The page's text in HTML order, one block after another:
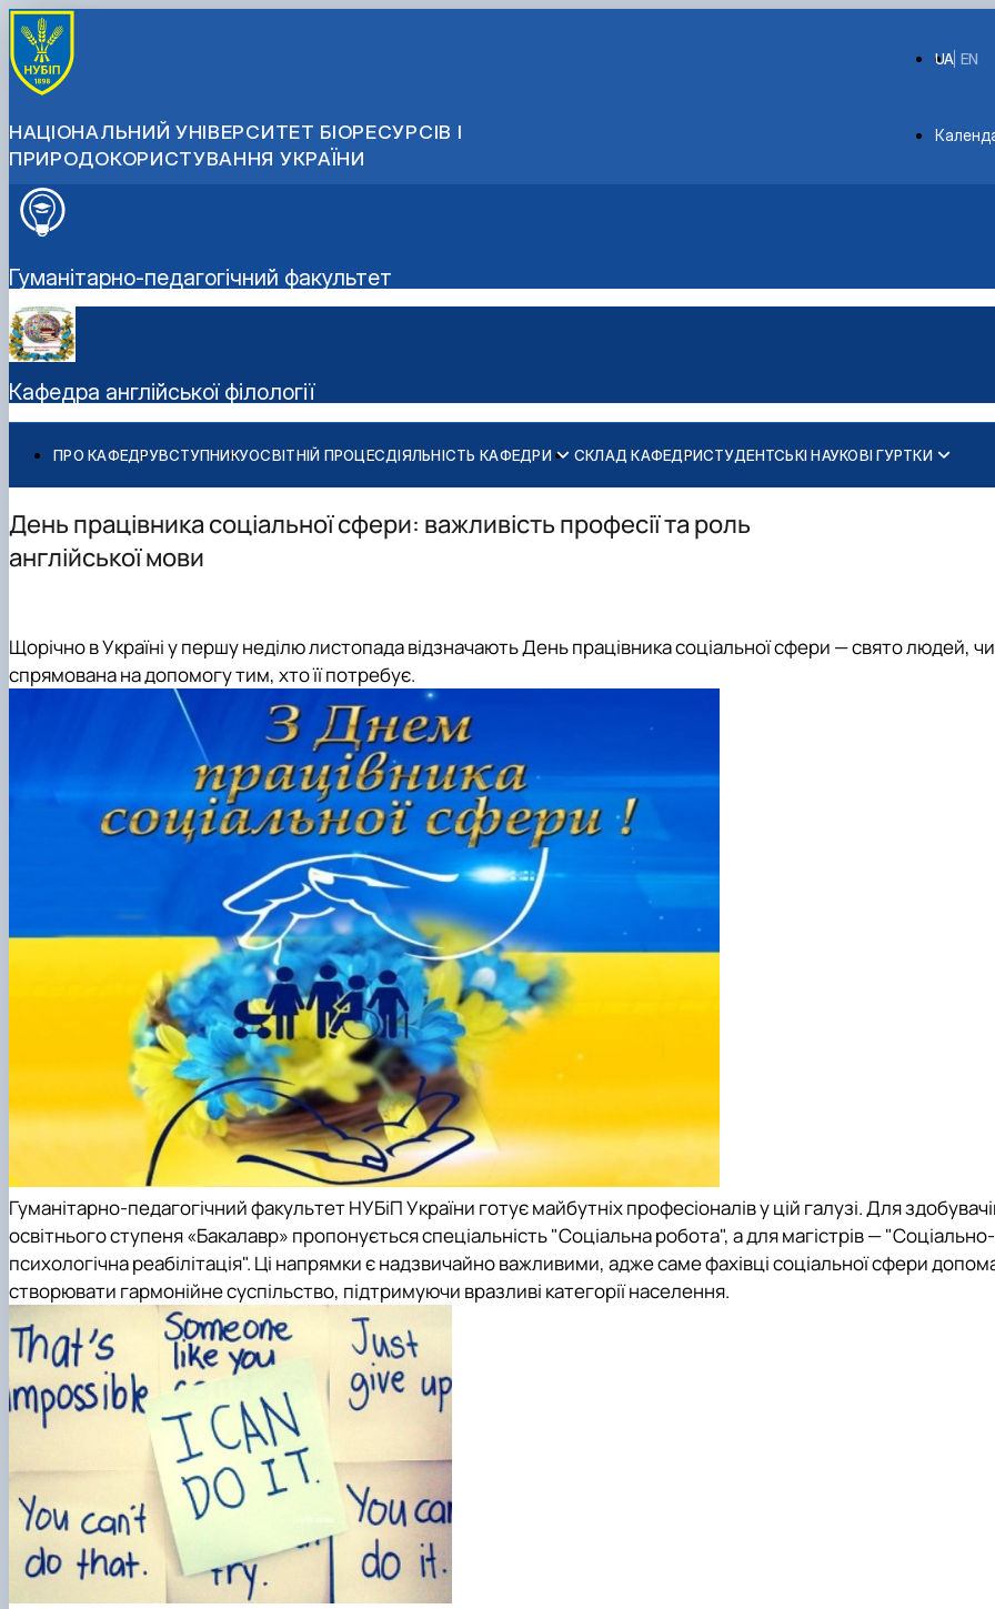
НАЦІОНАЛЬНИЙ УНІВЕРСИТЕТ БІОРЕСУРСІВ І
ПРИРОДОКОРИСТУВАННЯ УКРАЇНИ
EN
UA
Гуманітарно-педагогічний факультет
Кафедра англійської філології
ПРО КАФЕДРУВСТУПНИКУОСВІТНІЙ ПРОЦЕСДІЯЛЬНІСТЬ КАФЕДРИ
Науково-дослідна робота
Навчально-методична робота
Міжнародна діяльність
Профорієнтаційна робота
СКЛАД КАФЕДРИСТУДЕНТСЬКІ НАУКОВІ ГУРТКИ
Студентський науковий гурток “BUSINESS COMMUNICATION JOURNALISM” (Журналістика …
Студентський науковий гурток "Майстерність усного та письмового перекладу”
День працівника соціальної сфери: важливість професії та роль
англійської мови
Щорічно в Україні у першу неділю листопада відзначають День працівника соціальної сфери — свято людей,
спрямована на допомогу тим, хто її потребує.
Гуманітарно-педагогічний факультет НУБіП України готує майбутніх професіоналів у цій галузі. Для
освітнього ступеня «Бакалавр» пропонується спеціальність "Соціальна робота", а для магістрів — "Соціально-
психологічна реабілітація". Ці напрямки є надзвичайно важливими, адже саме фахівці соціальної сфери
створювати гармонійне суспільство, підтримуючи вразливі категорії населення.